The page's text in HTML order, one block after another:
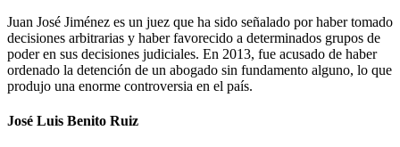
Juan José Jiménez es un juez que ha sido señalado por haber tomado
decisiones arbitrarias y haber favorecido a determinados grupos de
poder en sus decisiones judiciales. En 2013, fue acusado de haber
ordenado la detención de un abogado sin fundamento alguno, lo que
produjo una enorme controversia en el país.
José Luis Benito Ruiz